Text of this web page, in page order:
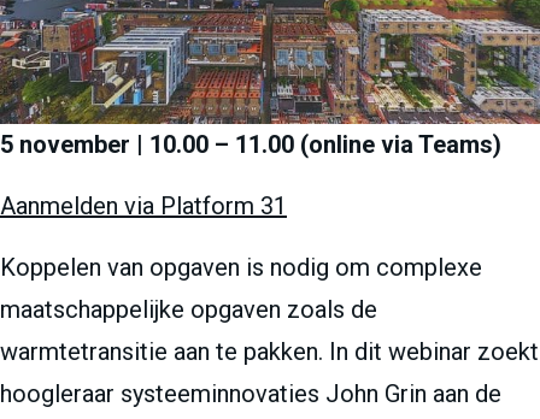
5 november | 10.00 – 11.00 (online via Teams)
Aanmelden via Platform 31
Koppelen van opgaven is nodig om complexe
maatschappelijke opgaven zoals de
warmtetransitie aan te pakken. In dit webinar zoekt
hoogleraar systeeminnovaties John Grin aan de